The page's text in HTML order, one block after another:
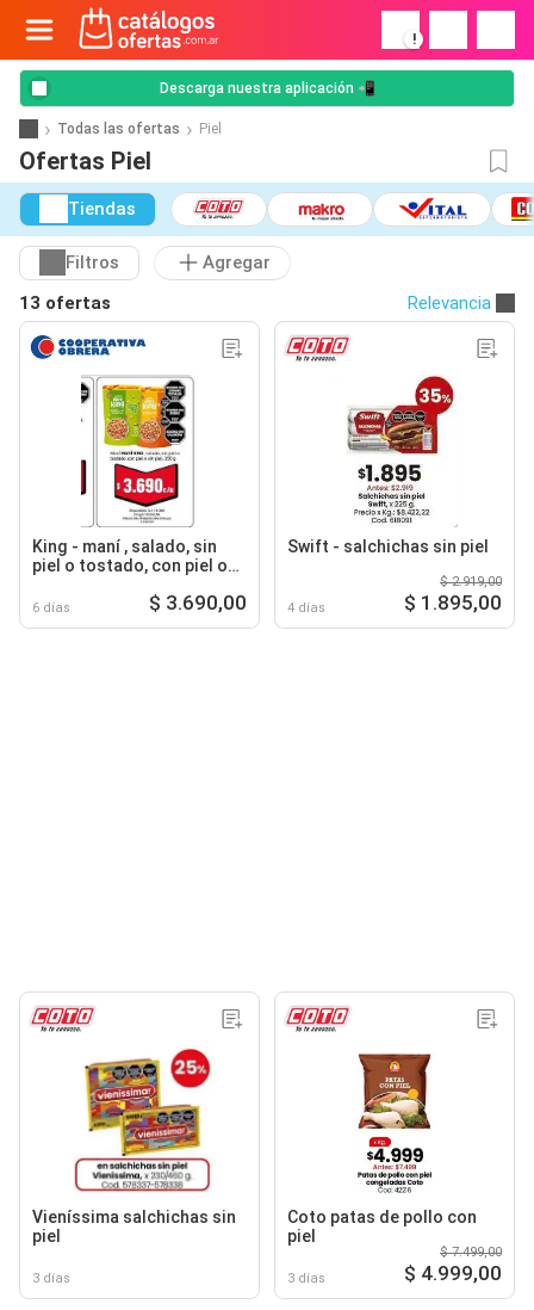
!
Descarga nuestra aplicación 📲
Todas las ofertas Piel
Ofertas Piel
Tiendas
Filtros
Agregar
13 ofertas
Relevancia
King - maní , salado, sin
piel o tostado, con piel o
6 días $ 3.690,00
Swift - salchichas sin piel
4 días
$ 2.919,00
$ 1.895,00
Vieníssima salchichas sin
piel
3 días
Coto patas de pollo con
piel
3 días
$ 7.499,00
$ 4.999,00